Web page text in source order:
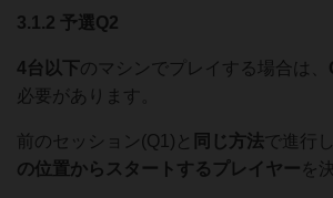
3.1.2 予選Q2
4台以下のマシンでプレイする場合は、
必要があります。
前のセッション(Q1)と 同じ方法で進行し
の位置からスタートするプレイヤー を